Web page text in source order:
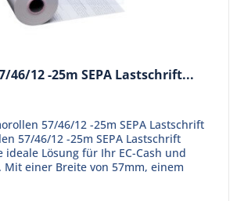
46/12 -25m SEPA Lastschrift...
57/46/12 -25m SEPA Lastschrift
57/46/12 -25m SEPA Lastschrift
Lösung für Ihr EC-Cash und
Mit einer Breite von 57mm, einem